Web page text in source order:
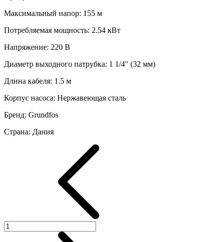
Максимальный напор: 155 м
Потребляемая мощность: 2.54 кВт
Напряжение: 220 В
Диаметр выходного патрубка: 1 1/4" (32 мм)
Длина кабеля: 1.5 м
Корпус насоса: Нержавеющая сталь
Бренд: Grundfos
Страна: Дания